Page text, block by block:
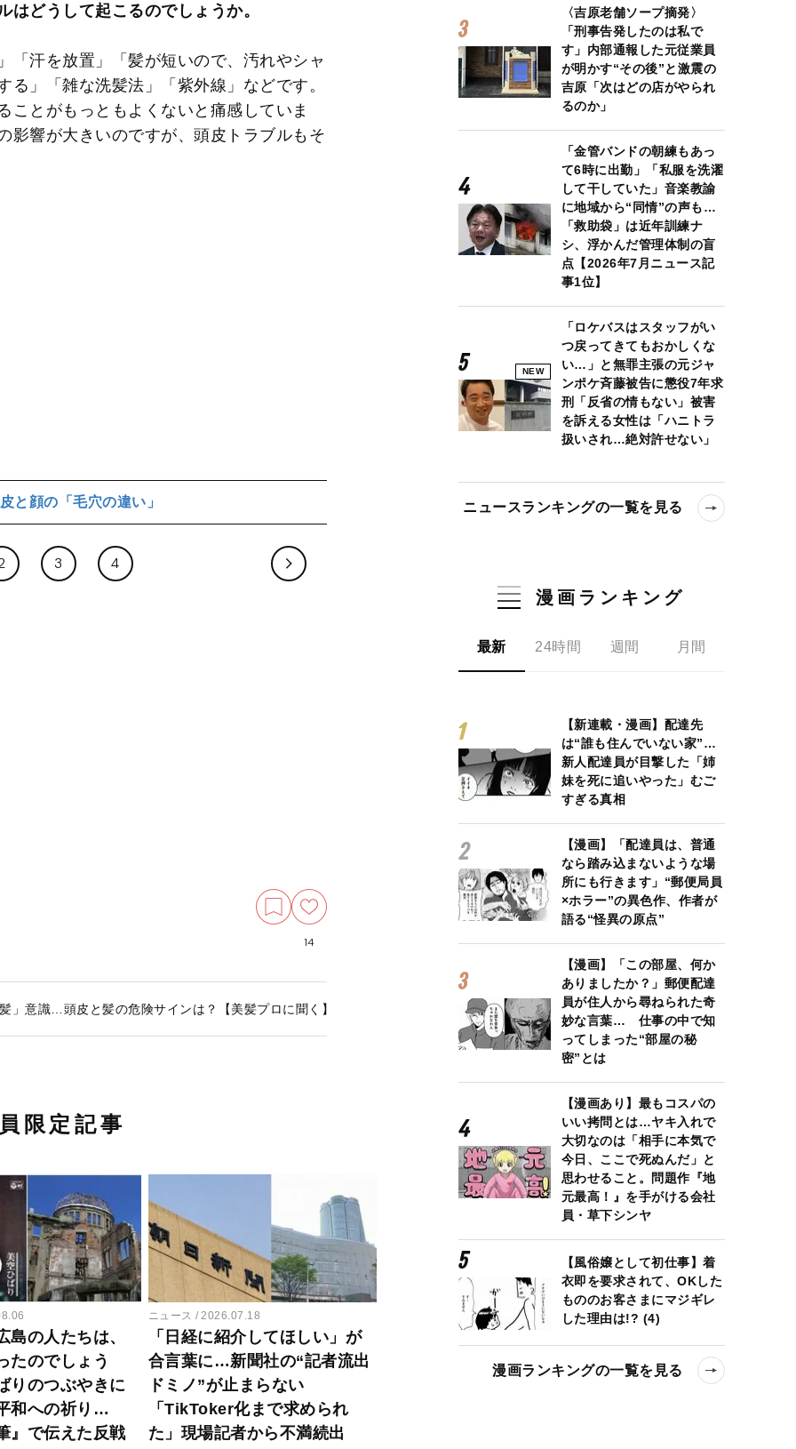
どうして起こるのでしょうか。
「汗を放置」「髪が短いので、汚れやシャ
る」「雑な洗髪法」「紫外線」などです。
ことがもっともよくないと痛感していま
影響が大きいのですが、頭皮トラブルもそ
と顔の「毛穴の違い」
3 4
14
」意識…頭皮と髪の危険サインは？【美髪プロに聞く】
限定記事
島の人たちは、
たのでしょう
りのつぶやきに
和への祈り…
』で伝えた反戦
ニュース 2026.07.18
「日経に紹介してほしい」が
合言葉に…新聞社の“記者流出
ドミノ”が止まらない
「TikToker化まで求められ
た」現場記者から不満続出
〈吉原老舗ソープ摘発〉
「刑事告発したのは私で
す」内部通報した元従業員
が明かす“その後”と激震の
吉原「次はどの店がやられ
るのか」
「金管バンドの朝練もあっ
て6時に出勤」「私服を洗濯
して干していた」音楽教諭
に地域から“同情”の声も…
「救助袋」は近年訓練ナ
シ、浮かんだ管理体制の盲
点【2026年7月ニュース記
事1位】
NEW
「ロケバスはスタッフがい
つ戻ってきてもおかしくな
い…」と無罪主張の元ジャ
ンポケ斉藤被告に懲役7年求
刑「反省の情もない」被害
を訴える女性は「ハニトラ
扱いされ…絶対許せない」
ニュースランキングの一覧を見る
漫画ランキング
最新 24時間 週間 月間
【新連載・漫画】配達先
は“誰も住んでいない家”…
新人配達員が目撃した「姉
妹を死に追いやった」むご
すぎる真相
【漫画】「配達員は、普通
なら踏み込まないような場
所にも行きます」“郵便局員
×ホラー”の異色作、作者が
語る“怪異の原点”
【漫画】「この部屋、何か
ありましたか？」郵便配達
員が住人から尋ねられた奇
妙な言葉… 仕事の中で知
ってしまった“部屋の秘
密”とは
【漫画あり】最もコスパの
いい拷問とは…ヤキ入れで
大切なのは「相手に本気で
今日、ここで死ぬんだ」と
思わせること。問題作『地
元最高！』を手がける会社
員・草下シンヤ
【風俗嬢として初仕事】着
衣即を要求されて、OKした
もののお客さまにマジギレ
した理由は!? (4)
漫画ランキングの一覧を見る